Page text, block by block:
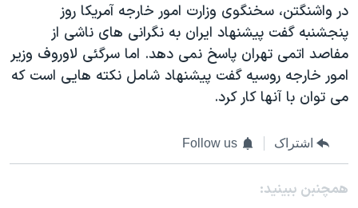
در واشنگتن، سخنگوی وزارت امور خارجه آمریکا روز
پنجشنبه گفت پیشنهاد ایران به نگرانی های ناشی از
مفاصد اتمی تهران پاسخ نمی دهد. اما سرگئی لاوروف وزیر
امور خارجه روسیه گفت پیشنهاد شامل نکته هایی است که
می توان با آنها کار کرد.
اشتراک Follow us
همچنبن ببینید: